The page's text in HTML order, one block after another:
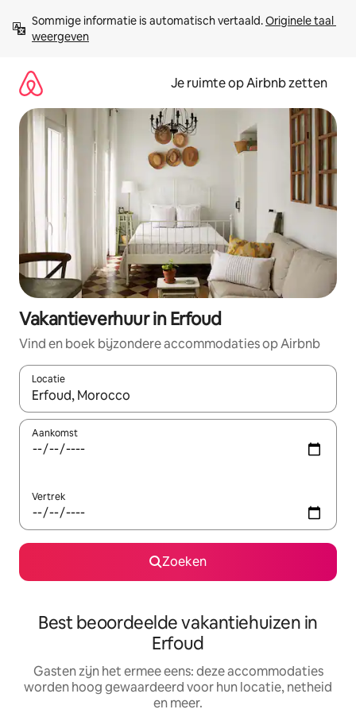
direct
naar
Sommige informatie is automatisch vertaald. Originele taal
weergeven
Je ruimte op Airbnb zetten
Vakantieverhuur in Erfoud
Vind en boek bijzondere accommodaties op Airbnb
Locatie
Wanneer er suggesties beschikbaar zijn, maak je een keuze
Aankomst
Vertrek
Zoeken
Best beoordeelde vakantiehuizen in
Erfoud
Gasten zijn het ermee eens: deze accommodaties
worden hoog gewaardeerd voor hun locatie, netheid
en meer.